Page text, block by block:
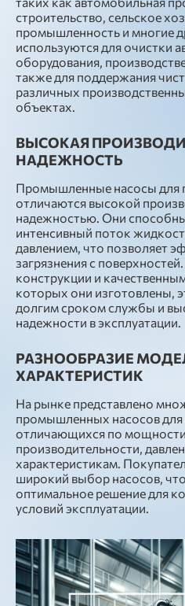
строительство, сельское
промышленность и многие
используются для очистки
оборудования,
также для поддержания
различных
объектах.
ВЫСОКАЯ
НАДЕЖНОСТЬ
Промышленные насосы для
отличаются высокой
надежностью. Они
интенсивный поток
давлением, что позволяет
загрязнения с
конструкции и
которых они изготовлены,
долгим сроком службы и
надежности в эксплуатации.
РАЗНООБРАЗИЕ
ХАРАКТЕРИСТИК
На рынке представлено
промышленных насосов
отличающихся по
производительности,
характеристикам.
широкий выбор насосов,
оптимальное решение для
условий эксплуатации.